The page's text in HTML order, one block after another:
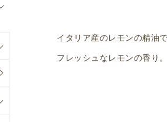
イタリア産のレモンの精油で
フレッシュなレモンの香り。